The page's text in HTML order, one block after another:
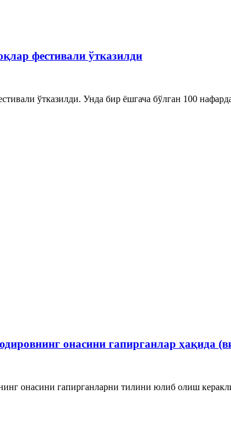
фестивали ўтказилди
ўтказилди. Унда бир ёшгача бўлган 100
онасини гапирганлар ҳақида
онасини гапирганларни тилини юлиб олиш